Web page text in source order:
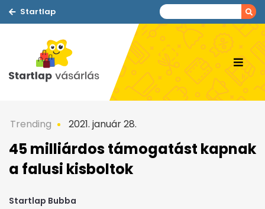
Startlap
Trending 2021. január 28.
45 milliárdos támogatást kapnak
a falusi kisboltok
Startlap Bubba